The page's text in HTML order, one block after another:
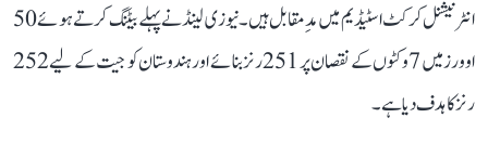
انٹرنیشنل کرکٹ اسٹیڈیم میں مدِ مقابل ہیں۔ نیوزی لینڈ نے پہلے بیٹنگ کرتے ہوئے 50
اوورز میں 7 وکٹوں کے نقصان پر 251 رنز بنائے اور ہندوستان کو جیت کے لیے 252
رنز کا ہدف دیا ہے۔